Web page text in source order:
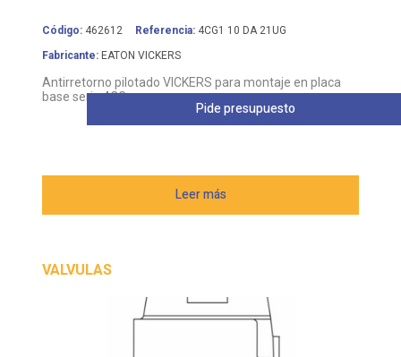
Código: 462612 Referencia: 4CG1 10 DA 21UG
Fabricante: EATON VICKERS
Antirretorno pilotado VICKERS para montaje en placa
base serie 4CG
Leer más
Pide presupuesto
VALVULAS